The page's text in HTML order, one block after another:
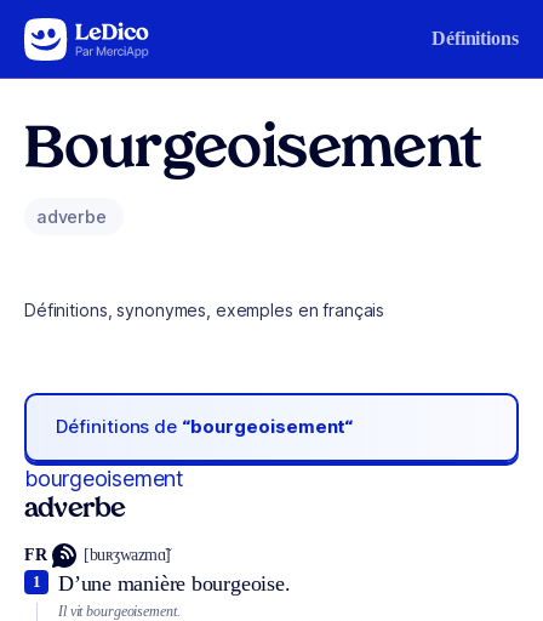
Aller au contenu Définitions
Bourgeoisement
adverbe
Définitions, synonymes, exemples en français
Définitions de “bourgeoisement“
bourgeoisement
adverbe
FR [buʀʒwazmɑ̃]
D’une manière bourgeoise.
1
Il vit bourgeoisement.